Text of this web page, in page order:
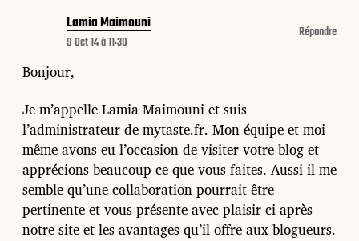
Lamia Maimouni
9 Oct 14 à 11:30
Bonjour,
Je m’appelle Lamia Maimouni et suis
l’administrateur de mytaste.fr. Mon équipe et moi-
même avons eu l’occasion de visiter votre blog et
apprécions beaucoup ce que vous faites. Aussi il me
semble qu’une collaboration pourrait être
pertinente et vous présente avec plaisir ci-après
notre site et les avantages qu’il offre aux blogueurs.
Répondre